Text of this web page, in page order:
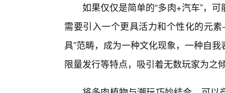
如果仅仅是简单的“多肉+汽车”，
需要引入一个更具活力和个性化的元
具”范畴，成为一种文化现象，一种自
限量发行等特点，吸引着无数玩家为之